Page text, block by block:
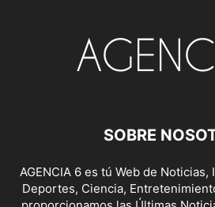
SOBRE
AGENCIA 6 es tú Web de
Deportes, Ciencia,